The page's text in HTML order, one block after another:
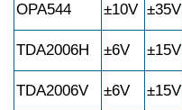
ОРА544 ±10V ±35V
TDA2006H ±6V ±15V
TDA2006V ±6V ±15V